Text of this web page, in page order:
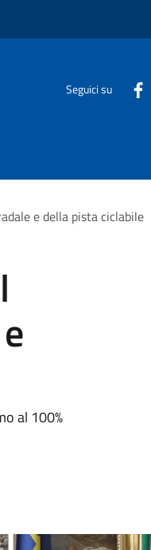
Seguici su
e della pista ciclabile
al 100%